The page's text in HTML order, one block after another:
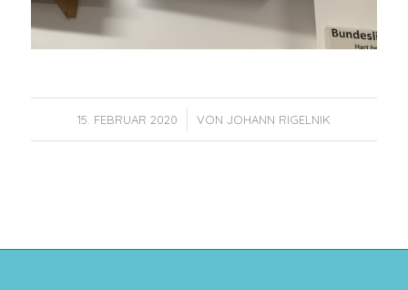
15. FEBRUAR 2020
/ VON JOHANN RIGELNIK